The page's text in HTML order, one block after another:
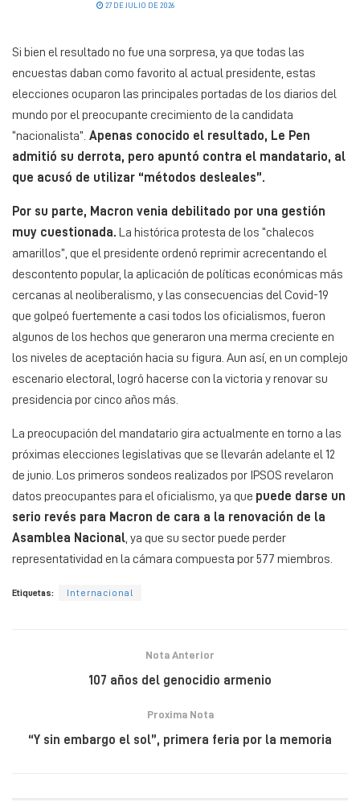
27 DE JULIO DE 2026
Si bien el resultado no fue una sorpresa, ya que todas las
encuestas daban como favorito al actual presidente, estas
elecciones ocuparon las principales portadas de los diarios del
mundo por el preocupante crecimiento de la candidata
“nacionalista”. Apenas conocido el resultado, Le Pen
admitió su derrota, pero apuntó contra el mandatario, al
que acusó de utilizar “métodos desleales”.
Por su parte, Macron venia debilitado por una gestión
muy cuestionada. La histórica protesta de los “chalecos
amarillos”, que el presidente ordenó reprimir acrecentando el
descontento popular, la aplicación de políticas económicas más
cercanas al neoliberalismo, y las consecuencias del Covid-19
que golpeó fuertemente a casi todos los oficialismos, fueron
algunos de los hechos que generaron una merma creciente en
los niveles de aceptación hacia su figura. Aun así, en un complejo
escenario electoral, logró hacerse con la victoria y renovar su
presidencia por cinco años más.
La preocupación del mandatario gira actualmente en torno a las
próximas elecciones legislativas que se llevarán adelante el 12
de junio. Los primeros sondeos realizados por IPSOS revelaron
datos preocupantes para el oficialismo, ya que puede darse un
serio revés para Macron de cara a la renovación de la
Asamblea Nacional , ya que su sector puede perder
representatividad en la cámara compuesta por 577 miembros.
Etiquetas: Internacional
Nota Anterior
107 años del genocidio armenio
Proxima Nota
“Y sin embargo el sol”, primera feria por la memoria